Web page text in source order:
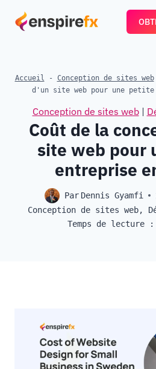
Accueil - Conception de sites web
d'un site web pour une petite
Conception de sites web|
Coût de la
site web pour
entreprise
Par Dennis Gyamfi
Conception de sites web,
Temps de lecture :